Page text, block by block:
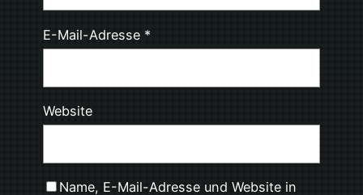
E-Mail-Adresse *
Website
Name, E-Mail-Adresse und Website in